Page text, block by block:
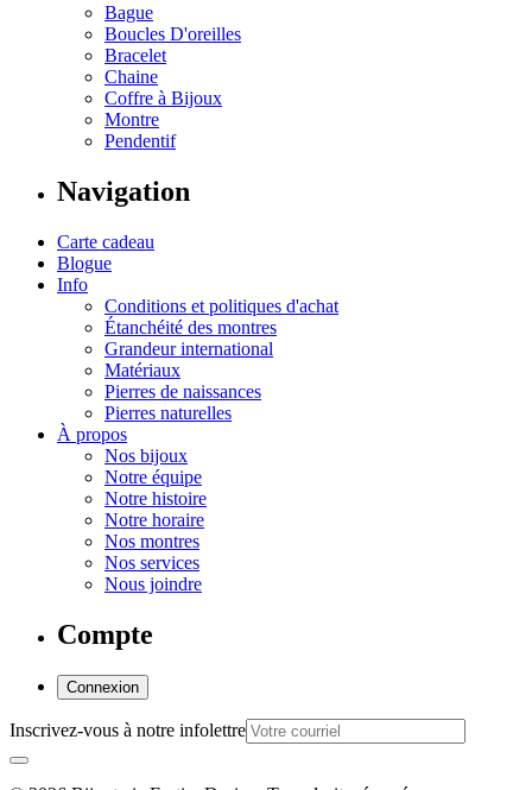
Bague
Boucles D'oreilles
Bracelet
Chaine
Coffre à Bijoux
Montre
Pendentif
Navigation
Carte cadeau
Blogue
Info
Conditions et politiques d'achat
Étanchéité des montres
Grandeur international
Matériaux
Pierres de naissances
Pierres naturelles
À propos
Nos bijoux
Notre équipe
Notre histoire
Notre horaire
Nos montres
Nos services
Nous joindre
Compte
Connexion
Inscrivez-vous à notre infolettre